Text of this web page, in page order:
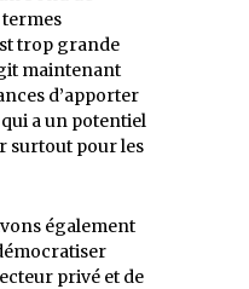
trop grande
maintenant
d’apporter
a un potentiel
surtout pour les
également
privé et de